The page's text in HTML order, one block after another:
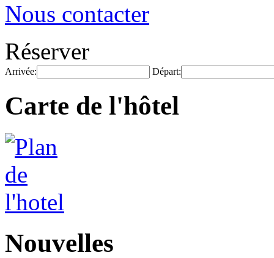
Nous contacter
Réserver
Arrivée: Départ:
Carte de l'hôtel
Nouvelles